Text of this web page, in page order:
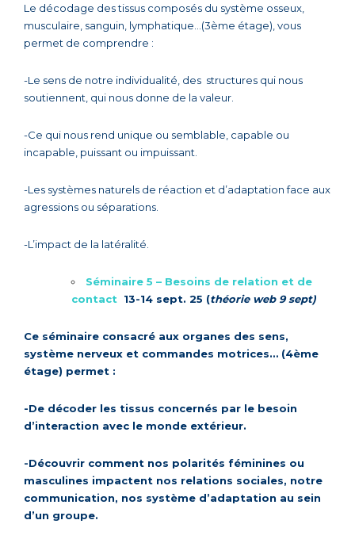
Le décodage des tissus composés du système osseux,
musculaire, sanguin, lymphatique…(3ème étage), vous
permet de comprendre :
-Le sens de notre individualité, des structures qui nous
soutiennent, qui nous donne de la valeur.
-Ce qui nous rend unique ou semblable, capable ou
incapable, puissant ou impuissant.
-Les systèmes naturels de réaction et d’adaptation face aux
agressions ou séparations.
-L’impact de la latéralité.
Séminaire 5 – Besoins de relation et de
contact 13-14 sept. 25 (théorie web 9 sept)
Ce séminaire consacré aux organes des sens,
système nerveux et commandes motrices… (4ème
étage) permet :
-De décoder les tissus concernés par le besoin
d’interaction avec le monde extérieur.
-Découvrir comment nos polarités féminines ou
masculines impactent nos relations sociales, notre
communication, nos système d’adaptation au sein
d’un groupe.